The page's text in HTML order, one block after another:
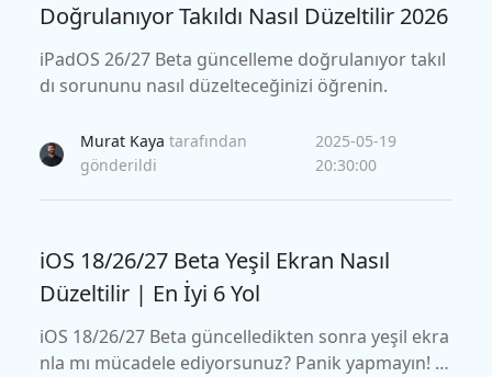
Doğrulanıyor Takıldı Nasıl Düzeltilir 2026
iPadOS 26/27 Beta güncelleme doğrulanıyor takıl
dı sorununu nasıl düzelteceğinizi öğrenin.
Murat Kaya tarafından
gönderildi
2025-05-19
20:30:00
iOS 18/26/27 Beta Yeşil Ekran Nasıl
Düzeltilir | En İyi 6 Yol
iOS 18/26/27 Beta güncelledikten sonra yeşil ekra
nla mı mücadele ediyorsunuz? Panik yapmayın! B